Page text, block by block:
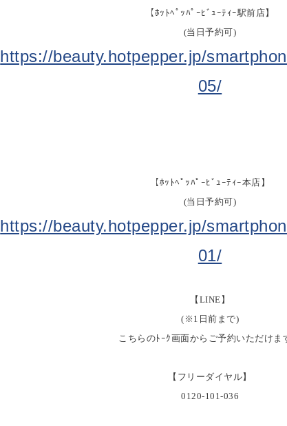
【ﾎｯﾄﾍﾟｯﾊﾟｰﾋﾞｭｰﾃｨｰ駅前店】
(当日予約可)
https://beauty.hotpepper.jp/
05/
【ﾎｯﾄﾍﾟｯﾊﾟｰﾋﾞｭｰﾃｨｰ本店】
(当日予約可)
https://beauty.hotpepper.jp/
01/
【LINE】
(※1日前まで)
こちらのﾄｰｸ画面からご予約いただけま
【フリーダイヤル】
0120-101-036